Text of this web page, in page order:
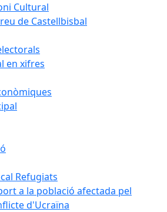
Cultural
de Castellbisbal
en xifres
Refugiats
a la població afectada pel
d'Ucraïna